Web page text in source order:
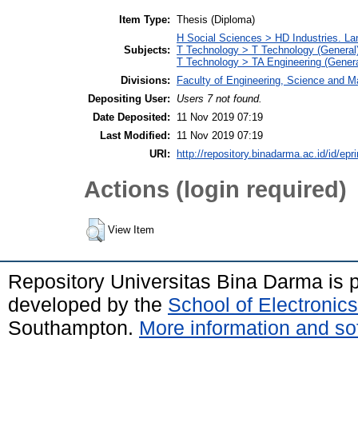
Item Type: Thesis (Diploma)
Subjects:
H Social Sciences > HD Industries.
T Technology > T Technology
T Technology > TA Engineering
Divisions:
Faculty of Engineering, Science and
Depositing User:
Users 7 not found.
Date Deposited:
11 Nov 2019 07:19
Last Modified:
11 Nov 2019 07:19
URI:
http://repository.binadarma.ac.id/id/
Actions (login required)
View Item
Repository Universitas Bina Darma is
developed by the School of
Southampton. More information and